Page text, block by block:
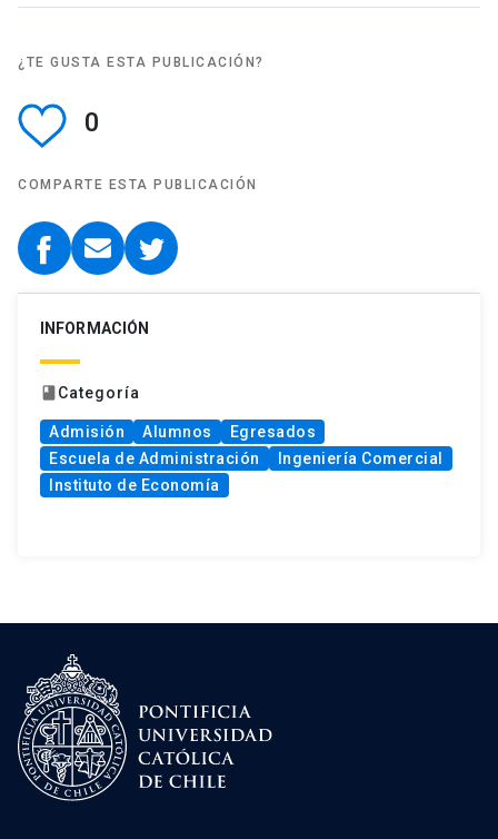
¿TE GUSTA ESTA PUBLICACIÓN?
0
COMPARTE ESTA PUBLICACIÓN
INFORMACIÓN
book Categoría
Admisión Alumnos
Egresados
Escuela de Administración
Ingeniería Comercial
Instituto de Economía